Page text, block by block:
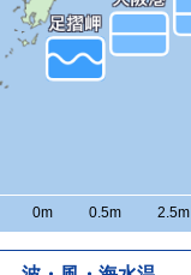
0m 0.5m 2.5m